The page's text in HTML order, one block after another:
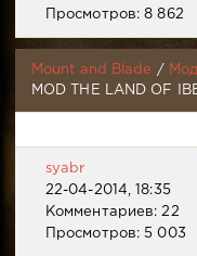
Просмотров: 8 862
Mount and Blade /
MOD THE LAND OF
syabr
22-04-2014, 18:35
Комментариев: 22
Просмотров: 5 003